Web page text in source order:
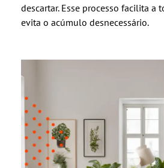
descartar. Esse processo facilita a
evita o acúmulo desnecessário.